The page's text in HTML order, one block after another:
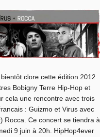
clore cette édition 2012
Bobigny Terre Hip-Hop et
cela une rencontre avec trois
: Guizmo et Virus avec
Rocca. Ce concert se tiendra à
9 juin à 20h. HipHop4ever